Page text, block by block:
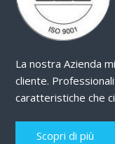
La nostra Azienda
cliente.
caratteristiche che
Scopri di più